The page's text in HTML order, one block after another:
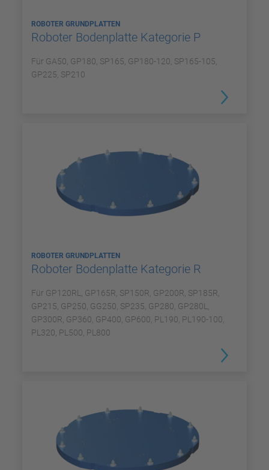
ROBOTER GRUNDPLATTEN
Roboter Bodenplatte Kategorie P
Für GA50, GP180, SP165, GP180-120, SP165-105,
GP225, SP210
ROBOTER GRUNDPLATTEN
Roboter Bodenplatte Kategorie R
Für GP120RL, GP165R, SP150R, GP200R, SP185R,
GP215, GP250, GG250, SP235, GP280, GP280L,
GP300R, GP360, GP400, GP600, PL190, PL190-100,
PL320, PL500, PL800